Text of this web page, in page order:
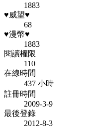
1883
♥威望♥
68
♥漫幣♥
1883
閱讀權限
110
在線時間
437 小時
註冊時間
2009-3-9
最後登錄
2012-8-3